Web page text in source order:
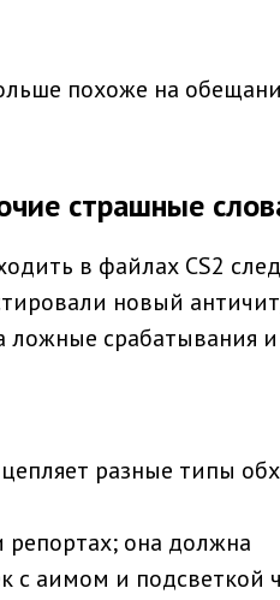
похоже на
страшные
в файлах CS2
новый
ложные срабатывания
разные типы
репортах; она должна
с аимом и подсветкой